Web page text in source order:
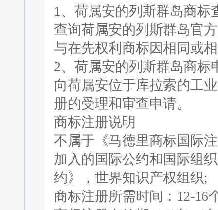
1、荷属安的列斯群岛商标
查询荷属安的列斯群岛官
与在先权利商标因相同或
2、荷属安的列斯群岛商标
向荷属安位于库拉索的工
册的受理和审查申请。
商标注册说明
不属于《马德里商标国际
加入的国际公约和国际组
约》，世界知识产权组织;
商标注册所需时间：12-16